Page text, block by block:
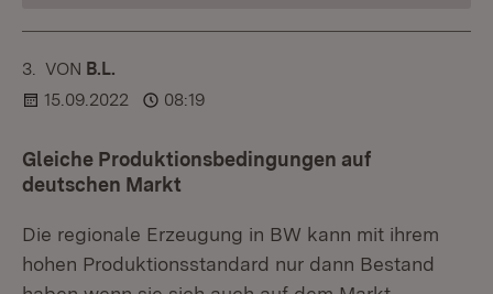
3. KOMMENTAR
VON :B.L.
15.09.2022
08:19
Gleiche Produktionsbedingungen auf
deutschen Markt
Die regionale Erzeugung in BW kann mit ihrem
hohen Produktionsstandard nur dann Bestand